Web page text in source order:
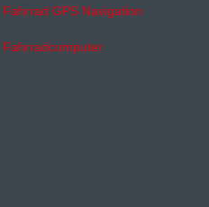
Fahrrad GPS Navigation
Fahrradcomputer